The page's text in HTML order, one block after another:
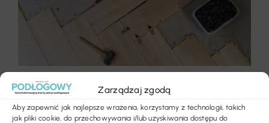
Zarządzaj zgodą
Aby zapewnić jak najlepsze wrażenia, korzystamy z technologii, takich
jak pliki cookie, do przechowywania i/lub uzyskiwania dostępu do
Autor: Redakcja